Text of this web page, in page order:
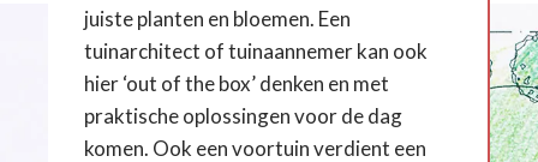
juiste planten en bloemen. Een
tuinarchitect of tuinaannemer kan ook
hier ‘out of the box’ denken en met
praktische oplossingen voor de dag
komen. Ook een voortuin verdient een